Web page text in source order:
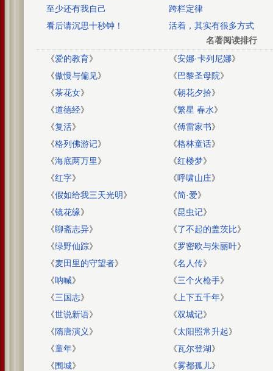
至少还有我自己
跨栏定律
看后请沉思十秒钟！
活着，其实有很多方式
名著阅读排行
《爱的教育》 《安娜·卡列尼娜》
《傲慢与偏见》 《巴黎圣母院》
《茶花女》 《朝花夕拾》
《道德经》 《繁星 春水》
《复活》 《傅雷家书》
《格列佛游记》 《格林童话》
《海底两万里》 《红楼梦》
《红字》 《呼啸山庄》
《假如给我三天光明》 《简·爱》
《镜花缘》 《昆虫记》
《聊斋志异》 《了不起的盖茨比》
《绿野仙踪》 《罗密欧与朱丽叶》
《麦田里的守望者》 《名人传》
《呐喊》 《三个火枪手》
《三国志》 《 上下五千年》
《世说新语》 《双城记》
《隋唐演义》 《太阳照常升起》
《童年》 《瓦尔登湖》
《围城》 《雾都孤儿》